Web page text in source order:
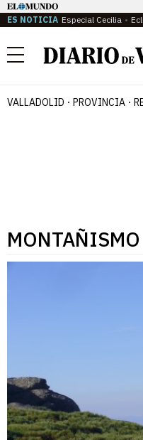
ES NOTICIA Especial Cecilia
Menú
VALLADOLID PROVINCIA
MONTAÑISMO